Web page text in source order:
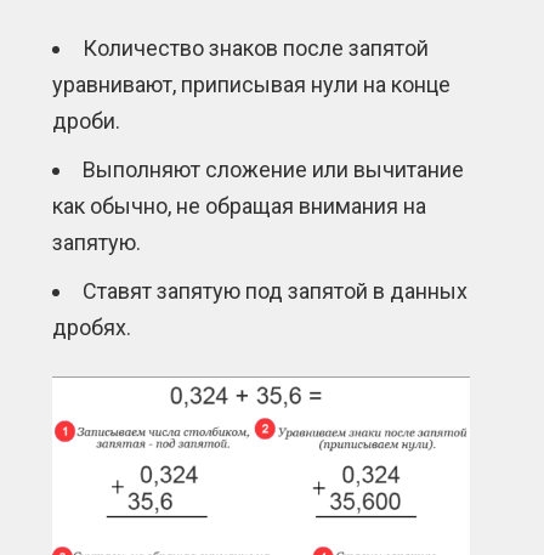
Количество знаков после запятой
уравнивают, приписывая нули на конце
дроби.
Выполняют сложение или вычитание
как обычно, не обращая внимания на
запятую.
Ставят запятую под запятой в данных
дробях.